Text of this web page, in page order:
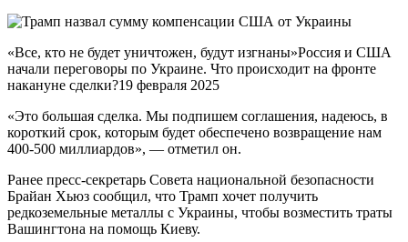
«Все, кто не будет уничтожен, будут изгнаны»Россия и США
начали переговоры по Украине. Что происходит на фронте
накануне сделки?19 февраля 2025
«Это большая сделка. Мы подпишем соглашения, надеюсь, в
короткий срок, которым будет обеспечено возвращение нам
400-500 миллиардов», — отметил он.
Ранее пресс-секретарь Совета национальной безопасности
Брайан Хьюз сообщил, что Трамп хочет получить
редкоземельные металлы с Украины, чтобы возместить траты
Вашингтона на помощь Киеву.